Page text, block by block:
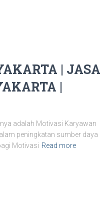
| JASA
|
adalah Motivasi Karyawan
peningkatan sumber daya
Motivasi Read more